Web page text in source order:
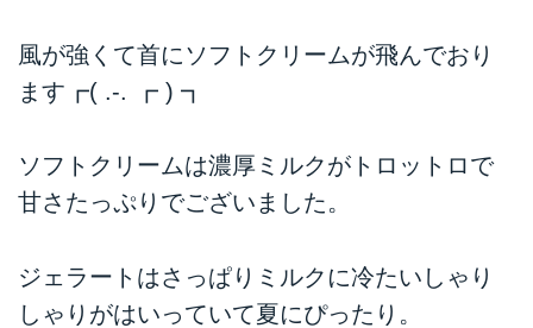
風が強くて首にソフトクリームが飛んでおり
ます┏( .-. ┏ ) ┓
ソフトクリームは濃厚ミルクがトロットロで
甘さたっぷりでございました。
ジェラートはさっぱりミルクに冷たいしゃり
しゃりがはいっていて夏にぴったり。